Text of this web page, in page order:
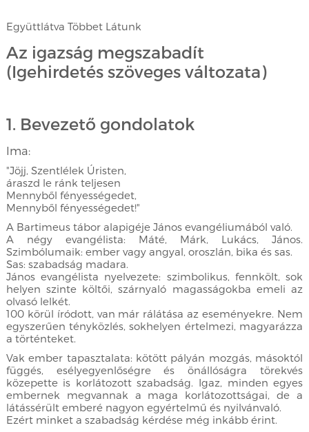
Együttlátva Többet Látunk
Az igazság megszabadít
(Igehirdetés szöveges változata)
1. Bevezető gondolatok
Ima:
"Jöjj, Szentlélek Úristen,
áraszd le ránk teljesen
Mennyből fényességedet,
Mennyből fényességedet!"
A Bartimeus tábor alapigéje János evangéliumából való.
A négy evangélista: Máté, Márk, Lukács, János.
Szimbólumaik: ember vagy angyal, oroszlán, bika és sas.
Sas: szabadság madara.
János evangélista nyelvezete: szimbolikus, fennkölt, sok
helyen szinte költői, szárnyaló magasságokba emeli az
olvasó lelkét.
100 körül íródott, van már rálátása az eseményekre. Nem
egyszerűen tényközlés, sokhelyen értelmezi, magyarázza
a történteket.
Vak ember tapasztalata: kötött pályán mozgás, másoktól
függés, esélyegyenlőségre és önállóságra törekvés
közepette is korlátozott szabadság. Igaz, minden egyes
embernek megvannak a maga korlátozottságai, de a
látássérült emberé nagyon egyértelmű és nyilvánvaló.
Ezért minket a szabadság kérdése még inkább érint.